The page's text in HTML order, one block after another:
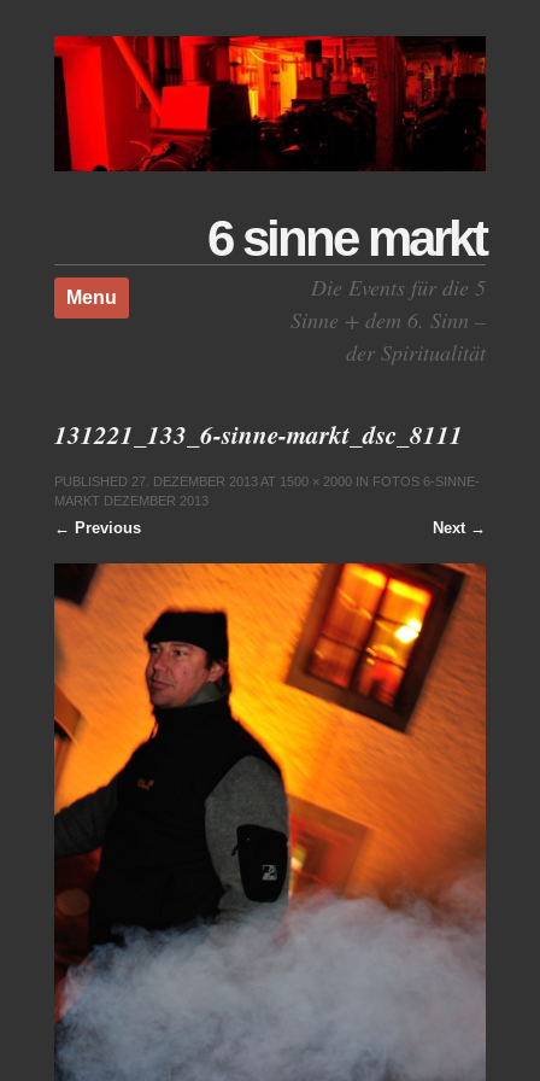
6 sinne markt
Die Events für die 5
Sinne + dem 6. Sinn –
der Spiritualität
Menu
Skip to content
131221_133_6-sinne-markt_dsc_8111
PUBLISHED 27. DEZEMBER 2013AT 1500 × 2000IN FOTOS 6-SINNE-
MARKT DEZEMBER 2013
← Previous Next →